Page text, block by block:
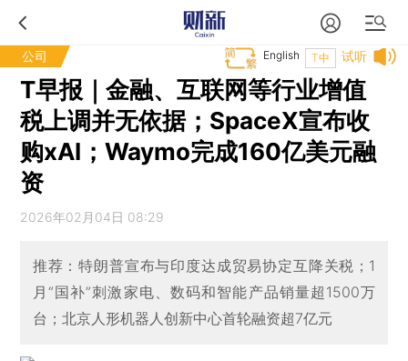
公司 试听
T中
English
T早报｜金融、互联网等行业增值
税上调并无依据；SpaceX宣布收
购xAI；Waymo完成160亿美元融
资
2026年02月04日 08:29
推荐：特朗普宣布与印度达成贸易协定互降关税；1
月“国补”刺激家电、数码和智能产品销量超1500万
台；北京人形机器人创新中心首轮融资超7亿元